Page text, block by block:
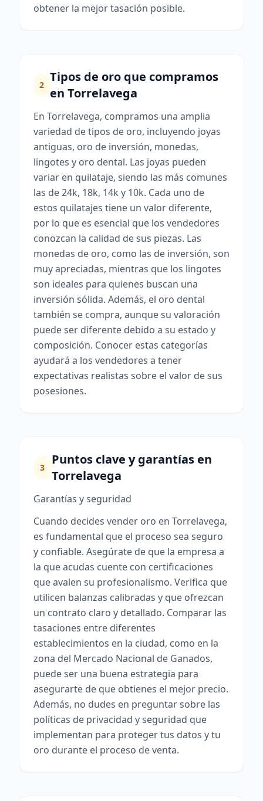
obtener la mejor tasación posible.
2
Tipos de oro que compramos
en Torrelavega
En Torrelavega, compramos una amplia
variedad de tipos de oro, incluyendo joyas
antiguas, oro de inversión, monedas,
lingotes y oro dental. Las joyas pueden
variar en quilataje, siendo las más comunes
las de 24k, 18k, 14k y 10k. Cada uno de
estos quilatajes tiene un valor diferente,
por lo que es esencial que los vendedores
conozcan la calidad de sus piezas. Las
monedas de oro, como las de inversión, son
muy apreciadas, mientras que los lingotes
son ideales para quienes buscan una
inversión sólida. Además, el oro dental
también se compra, aunque su valoración
puede ser diferente debido a su estado y
composición. Conocer estas categorías
ayudará a los vendedores a tener
expectativas realistas sobre el valor de sus
posesiones.
3
Puntos clave y garantías en
Torrelavega
Garantías y seguridad
Cuando decides vender oro en Torrelavega,
es fundamental que el proceso sea seguro
y confiable. Asegúrate de que la empresa a
la que acudas cuente con certificaciones
que avalen su profesionalismo. Verifica que
utilicen balanzas calibradas y que ofrezcan
un contrato claro y detallado. Comparar las
tasaciones entre diferentes
establecimientos en la ciudad, como en la
zona del Mercado Nacional de Ganados,
puede ser una buena estrategia para
asegurarte de que obtienes el mejor precio.
Además, no dudes en preguntar sobre las
políticas de privacidad y seguridad que
implementan para proteger tus datos y tu
oro durante el proceso de venta.